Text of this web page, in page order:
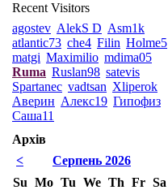
Recent Visitors
agostev AlekS D Asm1k
atlantic73 che4 Filin Holme5
matgi Maximilio mdima05
Ruma Ruslan98 satevis
Spartanec vadtsan Xliperok
Аверин Алекс19 Гипофиз
Саша11
Архів
<
Серпень 2026
Su Mo Tu We Th Fr Sa